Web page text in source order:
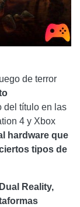
de terror
del título en las
4 y Xbox
hardware que
tipos de
Reality,